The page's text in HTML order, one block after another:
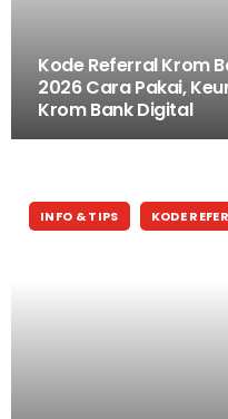
Kode Referral Krom
2026 Cara Pakai,
Krom Bank Digital
INFO & TIPS KODE